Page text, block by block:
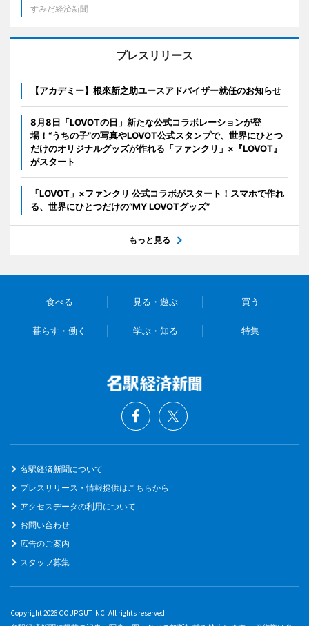
すみだ経済新聞
プレスリリース
【アカデミー】根來新之助ユースアドバイザー就任のお知らせ
8月8日「LOVOTの日」新たな公式コラボレーションが登
場！“うちの子”の写真やLOVOT公式スタンプで、世界にひとつ
だけのオリジナルグッズが作れる「ファンクリ」×『LOVOT』
がスタート
「LOVOT」×ファンクリ 公式コラボがスタート！スマホで作れ
る、世界にひとつだけの“MY LOVOTグッズ”
もっと見る
食べる 見る・遊ぶ 買う
暮らす・働く 学ぶ・知る 特集
名駅経済新聞について
プレスリリース・情報提供はこちらから
アクセスデータの利用について
お問い合わせ
広告のご案内
スタッフ募集
Copyright 2026 COUPGUT INC. All rights reserved.